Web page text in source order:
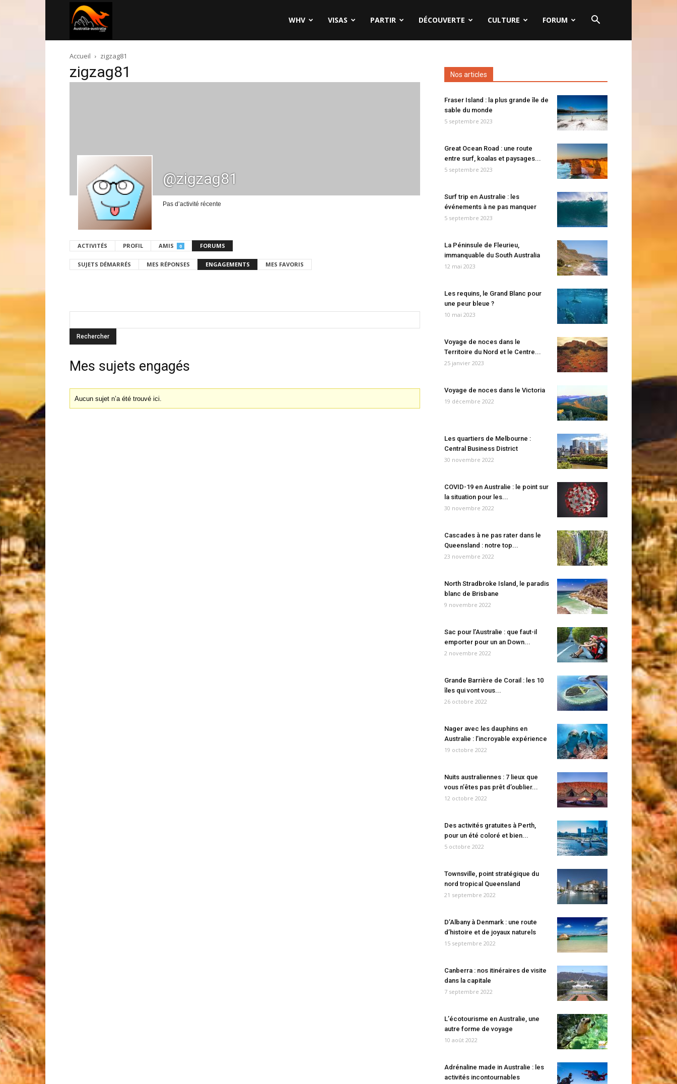
australie.com
WHV VISAS PARTIR DÉCOUVERTE CULTURE FORUM
Accueil zigzag81
zigzag81
@zigzag81
Pas d’activité récente
ACTIVITÉS PROFIL AMIS 0 FORUMS
SUJETS DÉMARRÉS MES RÉPONSES ENGAGEMENTS MES FAVORIS
Mes sujets engagés
Aucun sujet n’a été trouvé ici.
Nos articles
Fraser Island : la plus grande île de
sable du monde
5 septembre 2023
Great Ocean Road : une route
entre surf, koalas et paysages...
5 septembre 2023
Surf trip en Australie : les
événements à ne pas manquer
5 septembre 2023
La Péninsule de Fleurieu,
immanquable du South Australia
12 mai 2023
Les requins, le Grand Blanc pour
une peur bleue ?
10 mai 2023
Voyage de noces dans le
Territoire du Nord et le Centre...
25 janvier 2023
Voyage de noces dans le Victoria
19 décembre 2022
Les quartiers de Melbourne :
Central Business District
30 novembre 2022
COVID-19 en Australie : le point sur
la situation pour les...
30 novembre 2022
Cascades à ne pas rater dans le
Queensland : notre top...
23 novembre 2022
North Stradbroke Island, le paradis
blanc de Brisbane
9 novembre 2022
Sac pour l’Australie : que faut-il
emporter pour un an Down...
2 novembre 2022
Grande Barrière de Corail : les 10
îles qui vont vous...
26 octobre 2022
Nager avec les dauphins en
Australie : l’incroyable expérience
19 octobre 2022
Nuits australiennes : 7 lieux que
vous n’êtes pas prêt d’oublier...
12 octobre 2022
Des activités gratuites à Perth,
pour un été coloré et bien...
5 octobre 2022
Townsville, point stratégique du
nord tropical Queensland
21 septembre 2022
D’Albany à Denmark : une route
d’histoire et de joyaux naturels
15 septembre 2022
Canberra : nos itinéraires de visite
dans la capitale
7 septembre 2022
L’écotourisme en Australie, une
autre forme de voyage
10 août 2022
Adrénaline made in Australie : les
activités incontournables